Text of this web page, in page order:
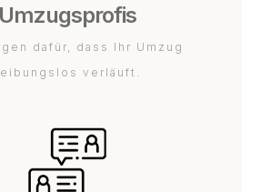
Umzugsprofis
dafür, dass Ihr Umzug
verläuft.